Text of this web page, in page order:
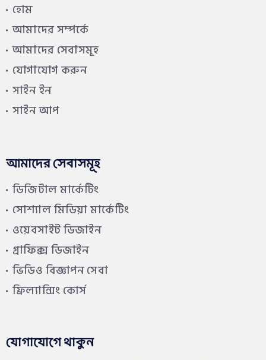
হোম
আমাদের সম্পর্কে
আমাদের সেবাসমূহ
যোগাযোগ করুন
সাইন ইন
সাইন আপ
আমাদের সেবাসমূহ
ডিজিটাল মার্কেটিং
সোশ্যাল মিডিয়া মার্কেটিং
ওয়েবসাইট ডিজাইন
গ্রাফিক্স ডিজাইন
ভিডিও বিজ্ঞাপন সেবা
ফ্রিল্যান্সিং কোর্স
যোগাযোগে থাকুন